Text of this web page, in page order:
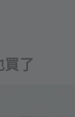
了